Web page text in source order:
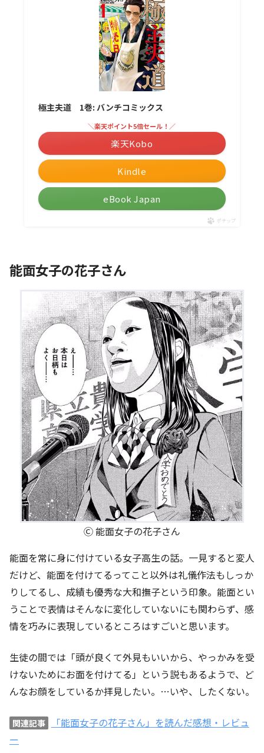
極主夫道 1巻: バンチコミックス
Kindle
＼楽天ポイント5倍セール！／
楽天Kobo
eBook Japan
ポチップ
能面女子の花子さん
Ⓒ 能面女子の花子さん
能面を常に身に付けている女子高生の話。一見すると変人
だけど、能面を付けてるってこと以外は礼儀作法もしっか
りしてるし、成績も優秀な大和撫子という印象。能面とい
うことで表情はそんなに変化していないにも関わらず、感
情を巧みに表現しているところはすごいと思います。
生徒の間では「頭が良くて外見もいいから、やっかみを受
けないためにお面を付けてる」という説もあるようで、ど
んなお顔をしているか拝見したい。…いや、したくない。
関連記事
「能面女子の花子さん」を読んだ感想・レビュ
ー